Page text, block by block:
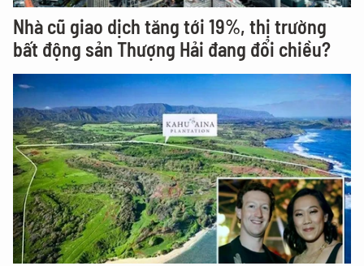
Nhà cũ giao dịch tăng tới 19%, thị trường
bất động sản Thượng Hải đang đổi chiều?